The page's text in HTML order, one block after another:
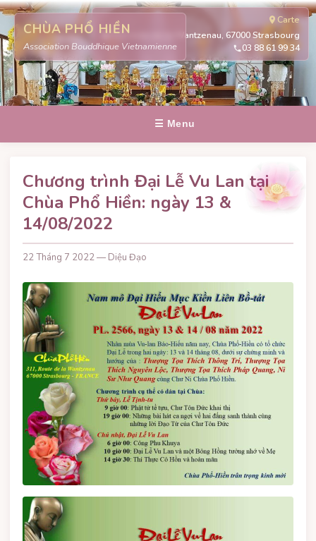
CHÙA PHỔ HIỀN
Association Bouddhique Vietnamienne
Carte
311 route de la Wantzenau, 67000 Strasbourg
03 88 61 99 34
☰ Menu
Chương trình Đại Lễ Vu Lan tại
Chùa Phổ Hiền: ngày 13 &
14/08/2022
22 Tháng 7 2022 — Diệu Đạo